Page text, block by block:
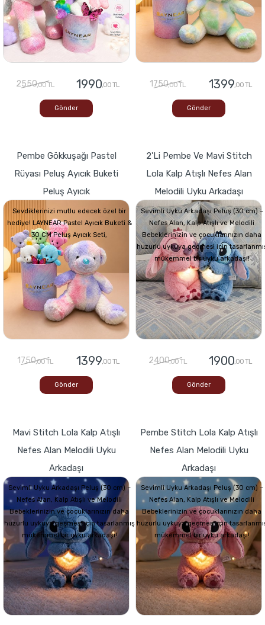
2550,00 TL 1990,00 TL
Gönder
1750,00 TL 1399,00 TL
Gönder
Pembe Gökkuşağı Pastel
Rüyası Peluş Ayıcık Buketi
Peluş Ayıcık
Sevdiklerinizi mutlu edecek özel bir
hediye! LAYNEAR Pastel Ayıcık Buketi &
30 CM Peluş Ayıcık Seti,
1750,00 TL 1399,00 TL
Gönder
2'li Pembe Ve Mavi Stitch
Lola Kalp Atışlı Nefes Alan
Melodili Uyku Arkadaşı
Sevimli Uyku Arkadaşı Peluş (30 cm) –
Nefes Alan, Kalp Atışlı ve Melodili
Bebeklerinizin ve çocuklarınızın daha
huzurlu uykuya geçmesi için
mükemmel bir uyku arkadaşı!
2400,00 TL 1900,00 TL
Gönder
Mavi Stitch Lola Kalp Atışlı
Nefes Alan Melodili Uyku
Arkadaşı
Sevimli Uyku Arkadaşı Peluş (30 cm) –
Nefes Alan, Kalp Atışlı ve Melodili
Bebeklerinizin ve çocuklarınızın daha
huzurlu uykuya geçmesi için tasarlanmış
mükemmel bir uyku arkadaşı!
Pembe Stitch Lola Kalp Atışlı
Nefes Alan Melodili Uyku
Arkadaşı
Sevimli Uyku Arkadaşı Peluş (30 cm) –
Nefes Alan, Kalp Atışlı ve Melodili
Bebeklerinizin ve çocuklarınızın daha
huzurlu uykuya geçmesi için
mükemmel bir uyku arkadaşı!